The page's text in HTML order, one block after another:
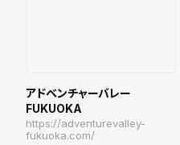
アドベンチャーバレー
FUKUOKA
https://adventurevalley-
fukuoka.com/